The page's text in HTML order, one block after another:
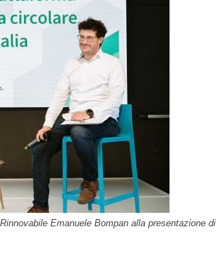
Emanuele Bompan alla presentazione di